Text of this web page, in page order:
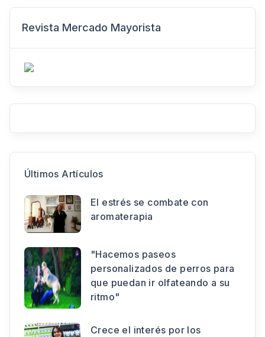
Revista Mercado Mayorista
Últimos Artículos
El estrés se combate con
aromaterapia
"Hacemos paseos
personalizados de perros para
que puedan ir olfateando a su
ritmo"
Crece el interés por los